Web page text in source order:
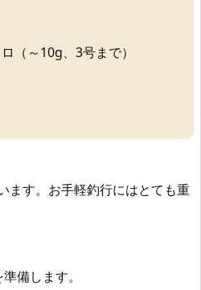
（～10g、3号まで）
ます。お手軽釣行にはとても重
備します。